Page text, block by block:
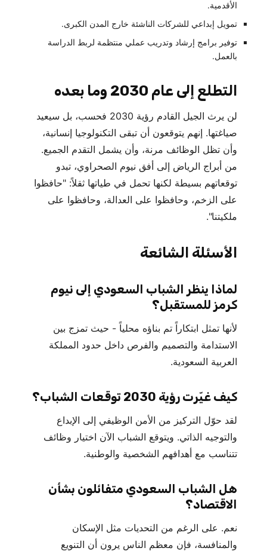
الأقدمية.
تمويل إبداعي للشركات الناشئة خارج المدن الكبرى.
توفير برامج إرشاد وتدريب عملي منتظمة لربط الدراسة
بالعمل.
التطلع إلى عام 2030 وما بعده
لن يرث الجيل القادم رؤية 2030 فحسب، بل سيعيد
صياغتها. إنهم يتوقعون أن تبقى التكنولوجيا إنسانية،
وأن تظل الوظائف مرنة، وأن يشمل التقدم الجميع.
من أبراج الرياض إلى أفق نيوم الصحراوي، تبدو
توقعاتهم بسيطة لكنها تحمل في طياتها ثقلاً: "حافظوا
على الزخم، وحافظوا على العدالة، وحافظوا على
ملكيتنا".
الأسئلة الشائعة
لماذا ينظر الشباب السعودي إلى نيوم
كرمز للمستقبل؟
لأنها تمثل ابتكاراً تم بناؤه محلياً - حيث تمزج بين
الاستدامة والتصميم والفرص داخل حدود المملكة
العربية السعودية.
كيف غيّرت رؤية 2030 توقعات الشباب؟
لقد حوّل التركيز من الأمن الوظيفي إلى الإبداع
والتوجيه الذاتي. ويتوقع الشباب الآن اختيار وظائف
تتناسب مع أهدافهم الشخصية والوطنية.
هل الشباب السعودي متفائلون بشأن
الاقتصاد؟
نعم. على الرغم من التحديات مثل الإسكان
والمنافسة، فإن معظم الناس يرون أن التنويع